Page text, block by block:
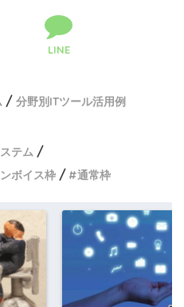
LINE
分野別ITツール活用例
テム
ボイス枠 通常枠